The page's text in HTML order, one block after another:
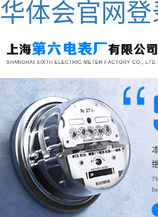
华体会官网登